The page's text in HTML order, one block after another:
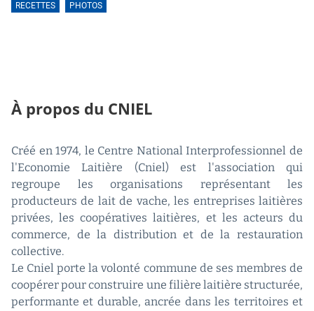
RECETTES PHOTOS
À propos du CNIEL
Créé en 1974, le Centre National Interprofessionnel de
l'Economie Laitière (Cniel) est l'association qui
regroupe les organisations représentant les
producteurs de lait de vache, les entreprises laitières
privées, les coopératives laitières, et les acteurs du
commerce, de la distribution et de la restauration
collective.
Le Cniel porte la volonté commune de ses membres de
coopérer pour construire une filière laitière structurée,
performante et durable, ancrée dans les territoires et